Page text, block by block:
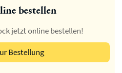
bestellen
jetzt online bestellen!
Bestellung